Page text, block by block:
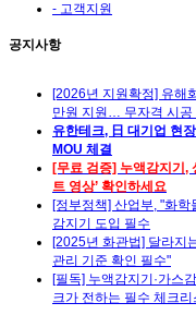
- 고객지원
공지사항
[2026년 지원확정] 유해
만원 지원… 무자격 시공
유한테크, 日 대기업 현
MOU 체결
[무료 검증] 누액감지기,
트 영상’ 확인하세요
[정부정책] 산업부, "화
감지기 도입 필수
[2025년 화관법] 달라지
관리 기준 확인 필수"
[필독] 누액감지기·가스
크가 전하는 필수 체크리